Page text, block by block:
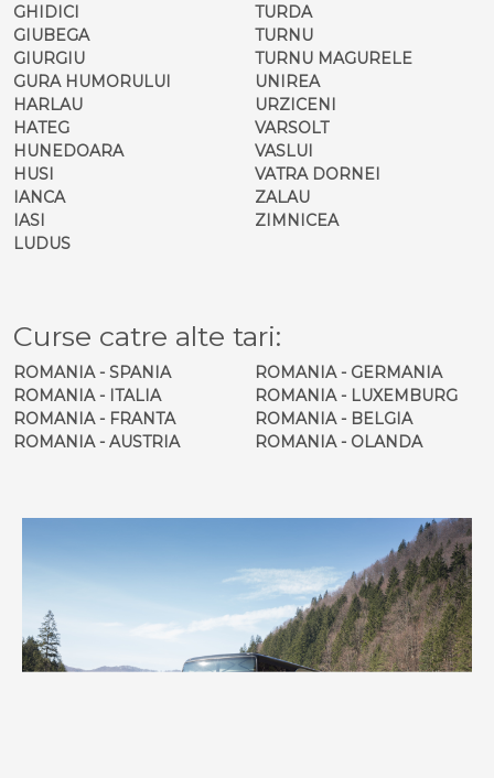
GHIDICI
GIUBEGA
GIURGIU
GURA HUMORULUI
HARLAU
HATEG
HUNEDOARA
HUSI
IANCA
IASI
LUDUS
TURDA
TURNU
TURNU MAGURELE
UNIREA
URZICENI
VARSOLT
VASLUI
VATRA DORNEI
ZALAU
ZIMNICEA
Curse catre alte tari:
ROMANIA - SPANIA
ROMANIA - ITALIA
ROMANIA - FRANTA
ROMANIA - AUSTRIA
ROMANIA - GERMANIA
ROMANIA - LUXEMBURG
ROMANIA - BELGIA
ROMANIA - OLANDA